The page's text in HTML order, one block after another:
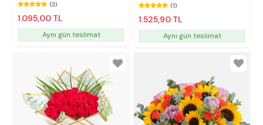
(3)
1.095,00 TL
Aynı gün teslimat
(1)
1.525,90 TL
Aynı gün teslimat